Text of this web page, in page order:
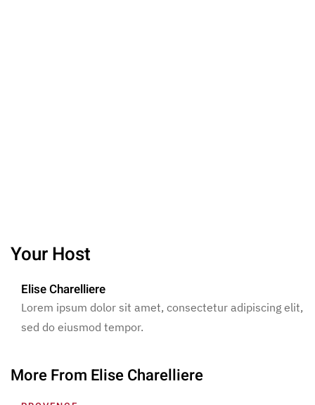
Your Host
Elise Charelliere
Lorem ipsum dolor sit amet, consectetur adipiscing elit,
sed do eiusmod tempor.
More From Elise Charelliere